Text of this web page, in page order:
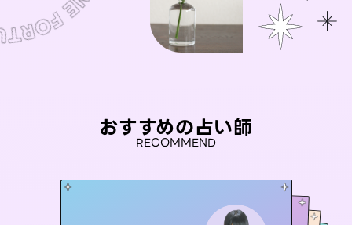
おすすめの占い師
RECOMMEND